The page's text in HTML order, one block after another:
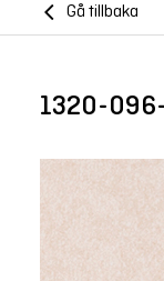
Gå tillbaka
1320-